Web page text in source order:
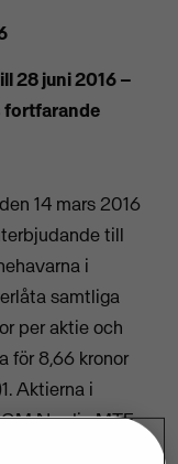
28 juni 2016 –
fortfarande
14 mars 2016
till
i
samtliga
per aktie och
för 8,66 kronor
Aktierna i
Nordic MTF.